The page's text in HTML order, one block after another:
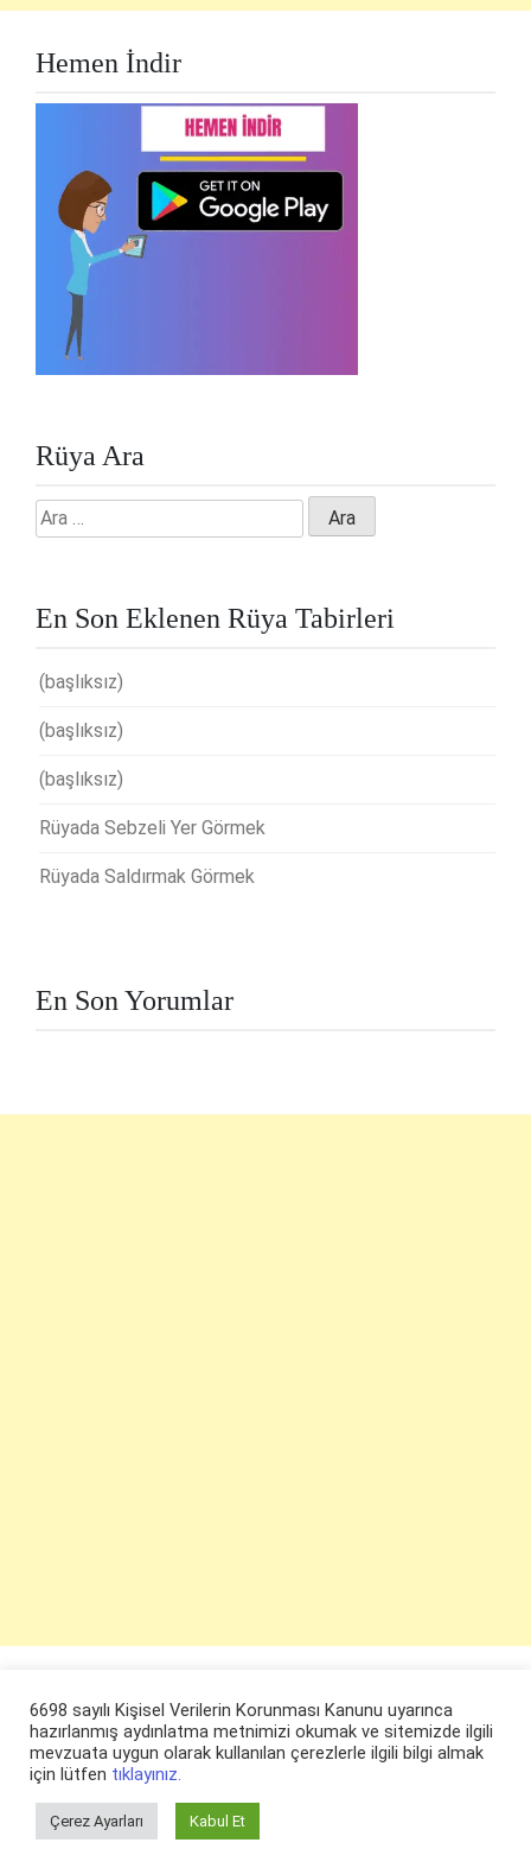
Hemen İndir
Rüya Ara
Arama:
En Son Eklenen Rüya Tabirleri
(başlıksız)
(başlıksız)
(başlıksız)
Rüyada Sebzeli Yer Görmek
Rüyada Saldırmak Görmek
En Son Yorumlar
© ruyaevi.com 2022
6698 sayılı Kişisel Verilerin Korunması Kanunu uyarınca
hazırlanmış aydınlatma metnimizi okumak ve sitemizde ilgili
mevzuata uygun olarak kullanılan çerezlerle ilgili bilgi almak
için lütfen tıklayınız.
Çerez Ayarları Kabul Et